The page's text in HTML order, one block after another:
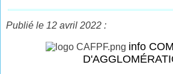
Publié le 12 avril 2022 :
info